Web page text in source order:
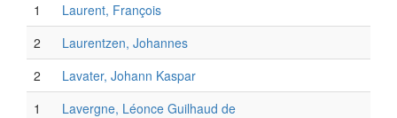
1
Laurent, François
2
Laurentzen, Johannes
2
Lavater, Johann Kaspar
1
Lavergne, Léonce Guilhaud de